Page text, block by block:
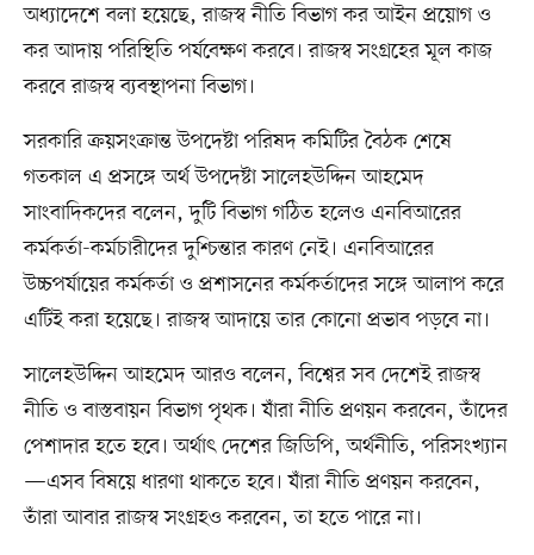
অধ্যাদেশে বলা হয়েছে, রাজস্ব নীতি বিভাগ কর আইন প্রয়োগ ও
কর আদায় পরিস্থিতি পর্যবেক্ষণ করবে। রাজস্ব সংগ্রহের মূল কাজ
করবে রাজস্ব ব্যবস্থাপনা বিভাগ।
সরকারি ক্রয়সংক্রান্ত উপদেষ্টা পরিষদ কমিটির বৈঠক শেষে
গতকাল এ প্রসঙ্গে অর্থ উপদেষ্টা সালেহউদ্দিন আহমেদ
সাংবাদিকদের বলেন, দুটি বিভাগ গঠিত হলেও এনবিআরের
কর্মকর্তা-কর্মচারীদের দুশ্চিন্তার কারণ নেই। এনবিআরের
উচ্চপর্যায়ের কর্মকর্তা ও প্রশাসনের কর্মকর্তাদের সঙ্গে আলাপ করে
এটিই করা হয়েছে। রাজস্ব আদায়ে তার কোনো প্রভাব পড়বে না।
সালেহউদ্দিন আহমেদ আরও বলেন, বিশ্বের সব দেশেই রাজস্ব
নীতি ও বাস্তবায়ন বিভাগ পৃথক। যাঁরা নীতি প্রণয়ন করবেন, তাঁদের
পেশাদার হতে হবে। অর্থাৎ দেশের জিডিপি, অর্থনীতি, পরিসংখ্যান
—এসব বিষয়ে ধারণা থাকতে হবে। যাঁরা নীতি প্রণয়ন করবেন,
তাঁরা আবার রাজস্ব সংগ্রহও করবেন, তা হতে পারে না।